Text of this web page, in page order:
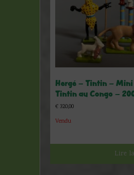
Hergé – Tintin –
Tintin au Congo –
€ 320,00
Vendu
Lire